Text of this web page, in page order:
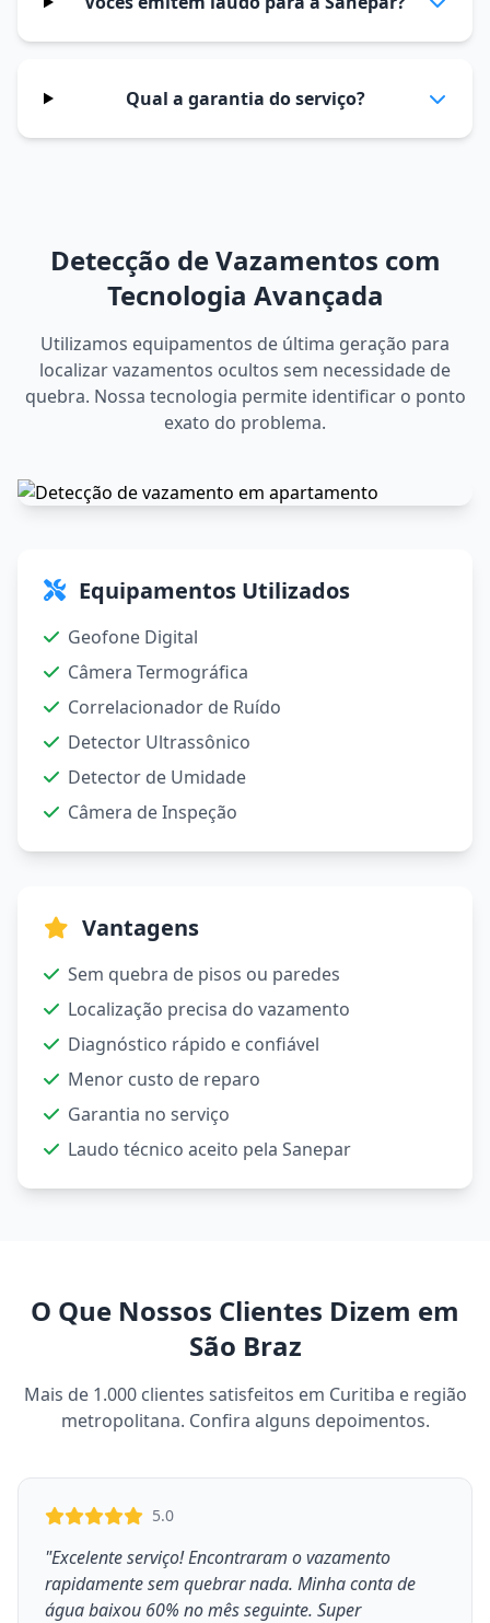
Qual a garantia do serviço?
Detecção de Vazamentos com
Tecnologia Avançada
Utilizamos equipamentos de última geração para
localizar vazamentos ocultos sem necessidade de
quebra. Nossa tecnologia permite identificar o ponto
exato do problema.
Equipamentos Utilizados
Geofone Digital
Câmera Termográfica
Correlacionador de Ruído
Detector Ultrassônico
Detector de Umidade
Câmera de Inspeção
Vantagens
Sem quebra de pisos ou paredes
Localização precisa do vazamento
Diagnóstico rápido e confiável
Menor custo de reparo
Garantia no serviço
Laudo técnico aceito pela Sanepar
O Que Nossos Clientes Dizem em
São Braz
Mais de 1.000 clientes satisfeitos em Curitiba e região
metropolitana. Confira alguns depoimentos.
5.0
"Excelente serviço! Encontraram o vazamento
rapidamente sem quebrar nada. Minha conta de
água baixou 60% no mês seguinte. Super